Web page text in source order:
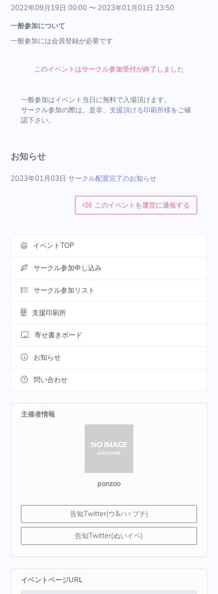
2022年09月19日 00:00 〜 2023年01月01日 23:50
一般参加について
一般参加には会員登録が必要です
このイベントはサークル参加受付が終了しました
一般参加はイベント当日に無料で入場頂けます。
サークル参加の際は、是非、 支援頂ける印刷所様をご確
認下さい。
お知らせ
2023年01月03日 サークル配置完了のお知らせ
このイベントを運営に通報する
イベントTOP
サークル参加申し込み
サークル参加リスト
支援印刷所
寄せ書きボード
お知らせ
問い合わせ
主催者情報
ponzoo
告知Twitter(ウ&ハ♀プチ)
告知Twitter(ぬいイベ)
イベントページURL